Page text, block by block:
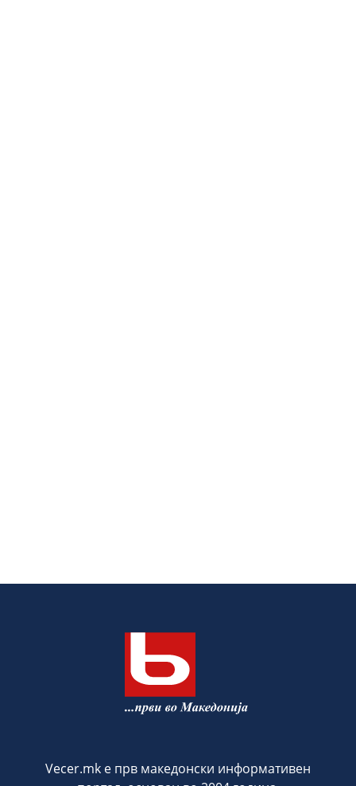
Vecer.mk е прв македонски информативен